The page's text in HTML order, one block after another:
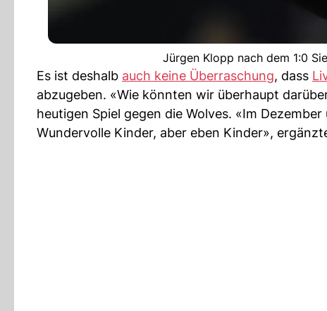
Jürgen Klopp nach dem 1:0
Es ist deshalb auch keine Überraschung, dass
abzugeben. «Wie könnten wir überhaupt
heutigen Spiel gegen die Wolves. «Im
Wundervolle Kinder, aber eben Kinder»,